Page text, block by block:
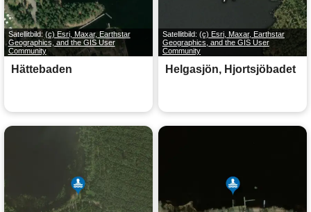
Satellitbild: (c) Esri, Maxar, Earthstar
Geographics, and the GIS User
Community
Hättebaden
Satellitbild: (c) Esri, Maxar, Earthstar
Geographics, and the GIS User
Community
Helgasjön, Hjortsjöbadet